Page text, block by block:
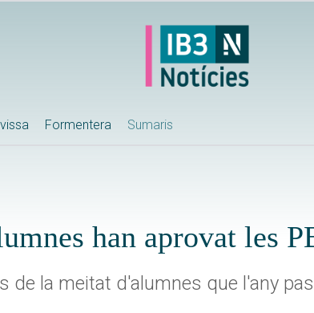
Formentera Sumaris
han aprovat les
de la meitat d'alumnes que l'any